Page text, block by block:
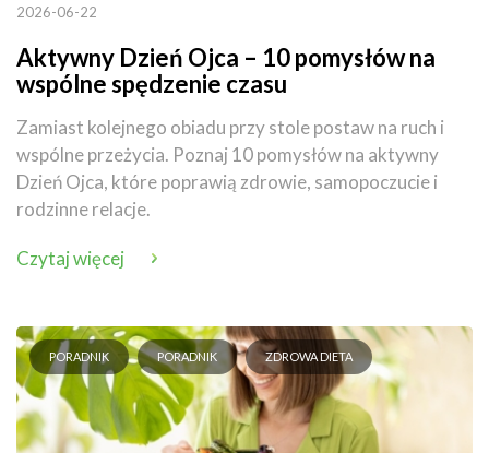
2026-06-22
Aktywny Dzień Ojca – 10 pomysłów na
wspólne spędzenie czasu
Zamiast kolejnego obiadu przy stole postaw na ruch i
wspólne przeżycia. Poznaj 10 pomysłów na aktywny
Dzień Ojca, które poprawią zdrowie, samopoczucie i
rodzinne relacje.
Czytaj więcej
PORADNIK PORADNIK ZDROWA DIETA